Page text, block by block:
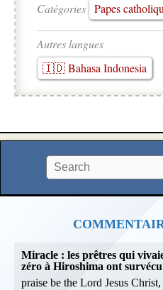
Catégories Papes
Autres langues
🇮🇩 Bahasa Indonesia
Miracle : les prêtres qui
zéro à Hiroshima ont survécu
praise be the Lord Jesus